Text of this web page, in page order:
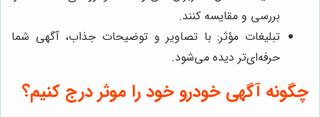
بررسی و مقایسه کنند.
تبلیغات مؤثر: با تصاویر و توضیحات جذاب، آگهی شما
حرفه‌ای‌تر دیده می‌شود.
چگونه آگهی خودرو خود را موثر درج کنیم؟